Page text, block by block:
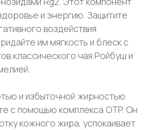
и энергию. Защитите
воздействия
им мягкость и блеск с
классического чая Ройбуш и
и избыточной жирностью
с помощью комплекса OTP. Он
кожного жира, успокаивает